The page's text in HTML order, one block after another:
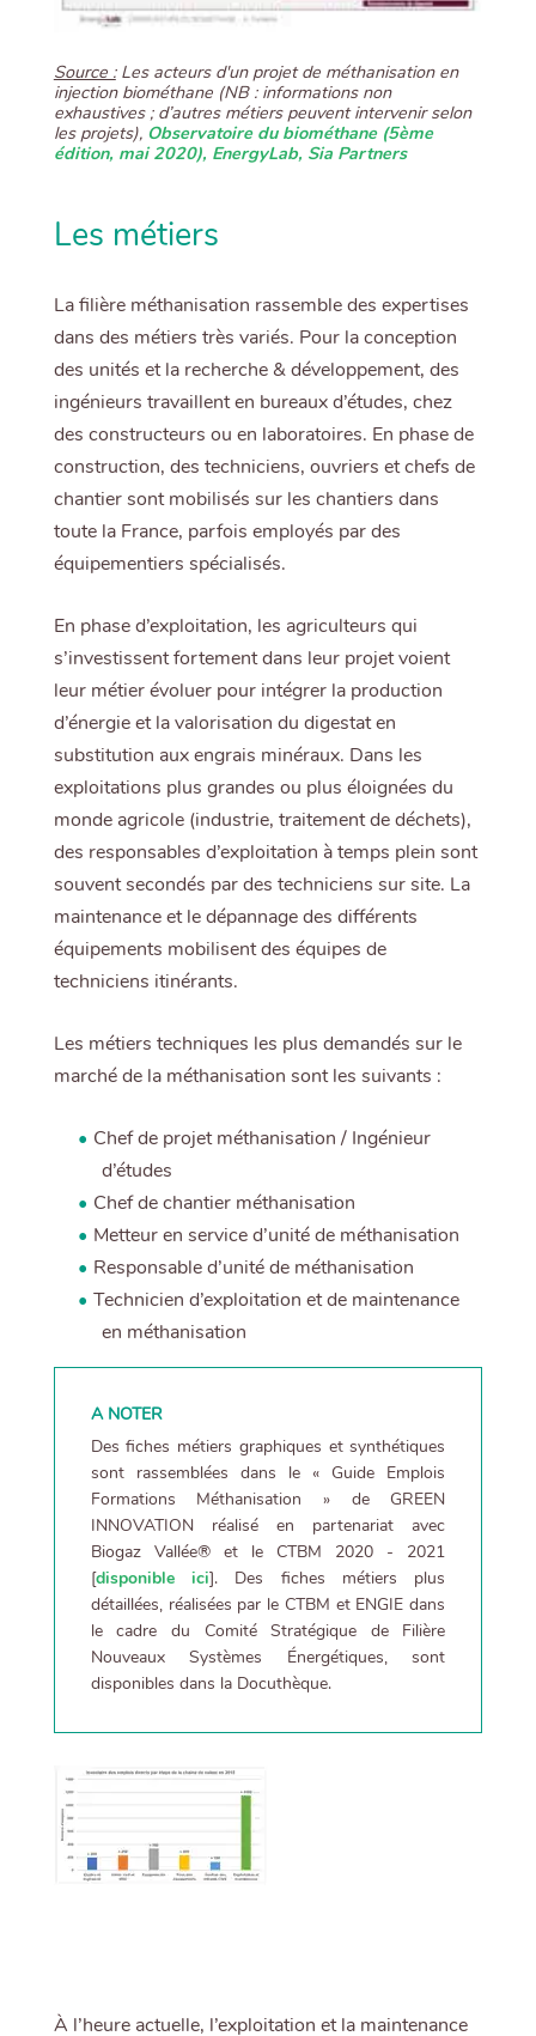
Source :Les acteurs d'un projet de méthanisation en
injection biométhane (NB : informations non
exhaustives ; d’autres métiers peuvent intervenir selon
les projets), Observatoire du biométhane (5ème
édition, mai 2020), EnergyLab, Sia Partners
Les métiers
La filière méthanisation rassemble des expertises
dans des métiers très variés. Pour la conception
des unités et la recherche & développement, des
ingénieurs travaillent en bureaux d’études, chez
des constructeurs ou en laboratoires. En phase de
construction, des techniciens, ouvriers et chefs de
chantier sont mobilisés sur les chantiers dans
toute la France, parfois employés par des
équipementiers spécialisés.
En phase d’exploitation, les agriculteurs qui
s’investissent fortement dans leur projet voient
leur métier évoluer pour intégrer la production
d’énergie et la valorisation du digestat en
substitution aux engrais minéraux. Dans les
exploitations plus grandes ou plus éloignées du
monde agricole (industrie, traitement de déchets),
des responsables d’exploitation à temps plein sont
souvent secondés par des techniciens sur site. La
maintenance et le dépannage des différents
équipements mobilisent des équipes de
techniciens itinérants.
Les métiers techniques les plus demandés sur le
marché de la méthanisation sont les suivants :
Chef de projet méthanisation / Ingénieur
d’études
Chef de chantier méthanisation
Metteur en service d’unité de méthanisation
Responsable d’unité de méthanisation
Technicien d’exploitation et de maintenance
en méthanisation
A NOTER
Des fiches métiers graphiques et synthétiques
sont rassemblées dans le « Guide Emplois
Formations Méthanisation » de GREEN
INNOVATION réalisé en partenariat avec
Biogaz Vallée® et le CTBM 2020 - 2021
[disponible ici]. Des fiches métiers plus
détaillées, réalisées par le CTBM et ENGIE dans
le cadre du Comité Stratégique de Filière
Nouveaux Systèmes Énergétiques, sont
disponibles dans la Docuthèque.
À l’heure actuelle, l’exploitation et la maintenance